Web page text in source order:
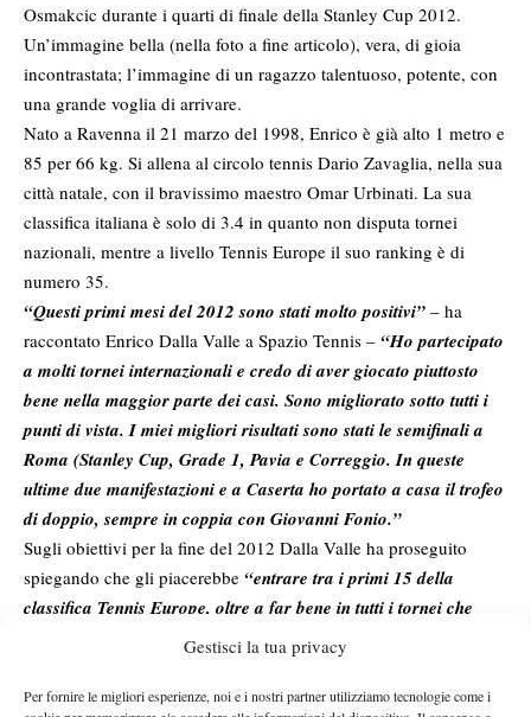
Gestisci la tua privacy
Per fornire le migliori esperienze, noi e i nostri partner utilizziamo tecnologie come i
Osmakcic durante i quarti di finale della Stanley Cup 2012.
Un’immagine bella (nella foto a fine articolo), vera, di gioia
incontrastata; l’immagine di un ragazzo talentuoso, potente, con
una grande voglia di arrivare.
Nato a Ravenna il 21 marzo del 1998, Enrico è già alto 1 metro e
85 per 66 kg. Si allena al circolo tennis Dario Zavaglia, nella sua
città natale, con il bravissimo maestro Omar Urbinati. La sua
classifica italiana è solo di 3.4 in quanto non disputa tornei
nazionali, mentre a livello Tennis Europe il suo ranking è di
numero 35.
“Questi primi mesi del 2012 sono stati molto positivi” – ha
raccontato Enrico Dalla Valle a Spazio Tennis – “Ho partecipato
a molti tornei internazionali e credo di aver giocato piuttosto
bene nella maggior parte dei casi. Sono migliorato sotto tutti i
punti di vista. I miei migliori risultati sono stati le semifinali a
Roma (Stanley Cup, Grade 1, Pavia e Correggio. In queste
ultime due manifestazioni e a Caserta ho portato a casa il trofeo
di doppio, sempre in coppia con Giovanni Fonio.”
Sugli obiettivi per la fine del 2012 Dalla Valle ha proseguito
spiegando che gli piacerebbe “entrare tra i primi 15 della
classifica Tennis Europe, oltre a far bene in tutti i tornei che
giocherò. La programmazione non è ancora definitiva, anche se